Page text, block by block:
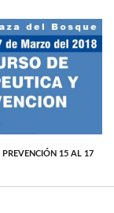
PREVENCIÓN 15 AL 17